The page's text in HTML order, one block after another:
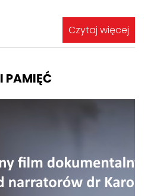
Czytaj więcej
PAMIĘĆ